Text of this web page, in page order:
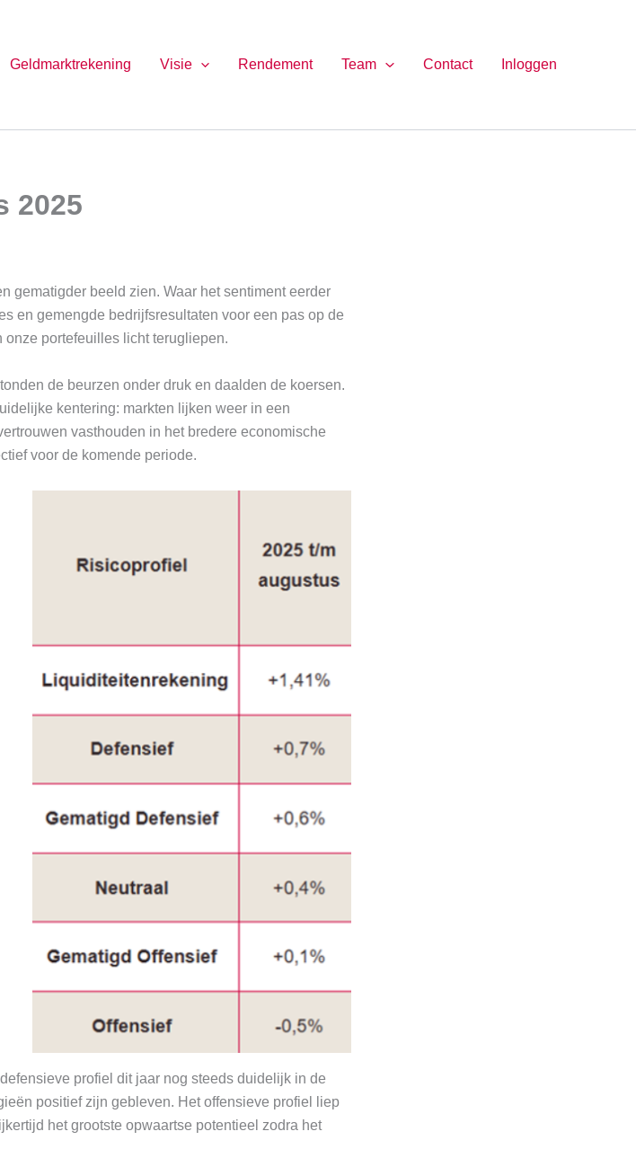
Geldmarktrekening Visie Rendement Team Contact Inloggen
2025
gematigder beeld zien. Waar het sentiment eerder
en gemengde bedrijfsresultaten voor een pas op de
portefeuilles licht terugliepen.
de beurzen onder druk en daalden de koersen.
kentering: markten lijken weer in een
vasthouden in het bredere economische
voor de komende periode.
profiel dit jaar nog steeds duidelijk in de
positief zijn gebleven. Het offensieve profiel liep
het grootste opwaartse potentieel zodra het